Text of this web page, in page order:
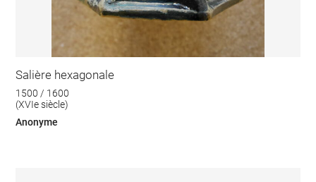
Salière hexagonale
1500 / 1600
(XVIe siècle)
Anonyme